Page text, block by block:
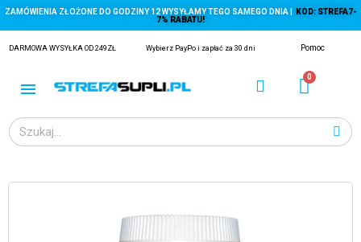
ZAMÓWIENIA ZŁOŻONE DO GODZINY 12 WYSYŁAMY TEGO SAMEGO DNIA |
KOD: STREFA7-
7% RABATU!
DARMOWA WYSYŁKA OD 249ZŁ Wybierz PayPo i zapłać za 30 dni Pomoc